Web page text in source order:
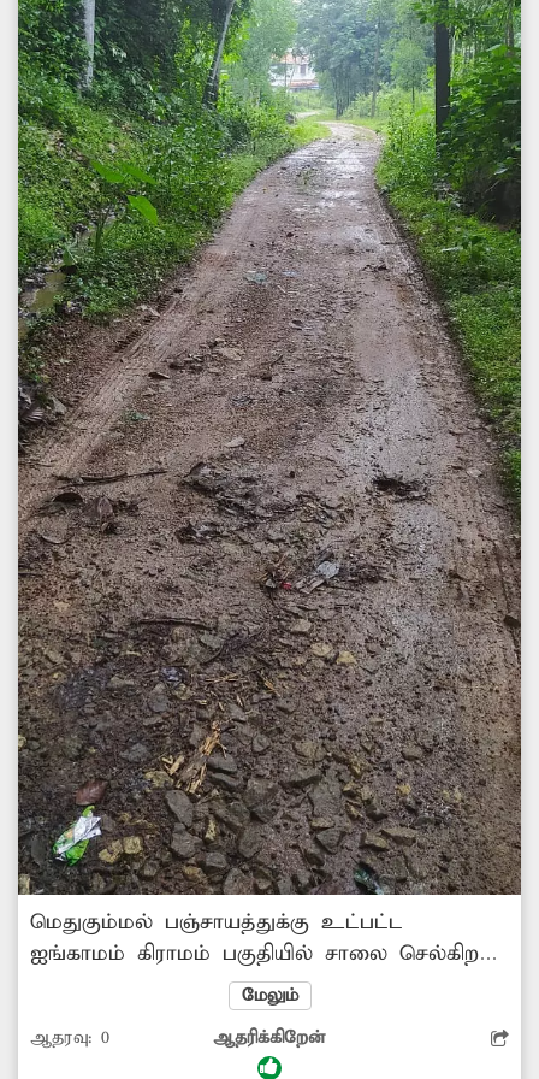
மெதுகும்மல் பஞ்சாயத்துக்கு உட்பட்ட
ஐங்காமம் கிராமம் பகுதியில் சாலை செல்கிறது.
இந்த சாலை சேதமடைந்து குண்டும், குழியுமாக
காணப்படுகிறது. தார்ச்சாலை என்பதற்குரிய
அடையாளமே தெரியாத நிலையில் காட்சி
மேலும்
ஆதரவு: 0 ஆதரிக்கிறேன்